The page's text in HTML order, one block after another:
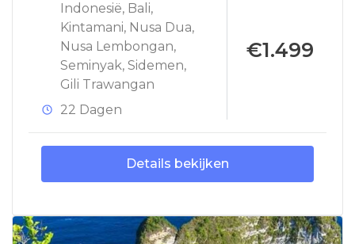
Indonesië, Bali,
Kintamani, Nusa Dua,
Nusa Lembongan,
Seminyak, Sidemen,
Gili Trawangan
22 Dagen
€1.499
Details bekijken